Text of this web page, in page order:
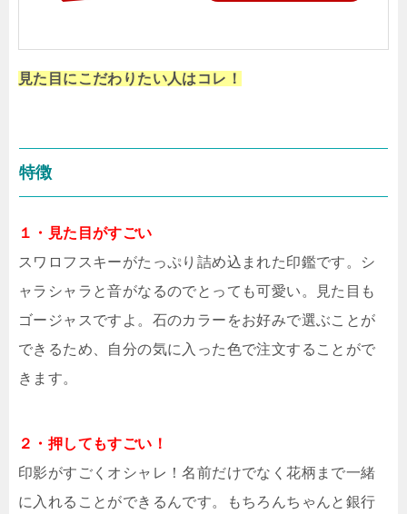
見た目にこだわりたい人はコレ！
特徴
１・見た目がすごい
スワロフスキーがたっぷり詰め込まれた印鑑です。シ
ャラシャラと音がなるのでとっても可愛い。見た目も
ゴージャスですよ。石のカラーをお好みで選ぶことが
できるため、自分の気に入った色で注文することがで
きます。
２・押してもすごい！
印影がすごくオシャレ！名前だけでなく花柄まで一緒
に入れることができるんです。もちろんちゃんと銀行